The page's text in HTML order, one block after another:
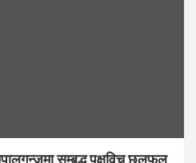
सम्बद्ध पक्षविच छलफल